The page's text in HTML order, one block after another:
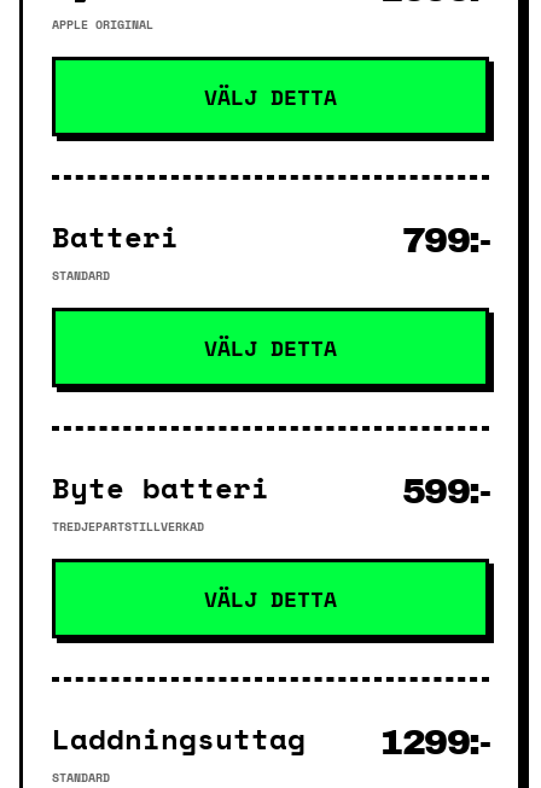
APPLE ORIGINAL
VÄLJ DETTA
Batteri
STANDARD
799:-
VÄLJ DETTA
Byte batteri
TREDJEPARTSTILLVERKAD
599:-
VÄLJ DETTA
Laddningsuttag
STANDARD
1299:-